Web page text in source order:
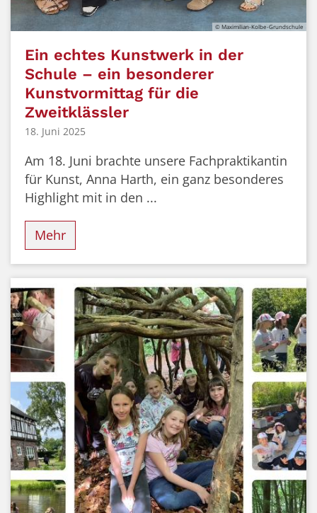
© Maximilian-Kolbe-Grundschule
Ein echtes Kunstwerk in der
Schule – ein besonderer
Kunstvormittag für die
Zweitklässler
18. Juni 2025
Am 18. Juni brachte unsere Fachpraktikantin
für Kunst, Anna Harth, ein ganz besonderes
Highlight mit in den ...
Mehr